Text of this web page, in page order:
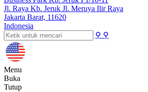
Jl. Raya Kb. Jeruk Jl. Meruya Ilir Raya
Jakarta Barat, 11620
Indonesia
⚲ ⚲
Menu
Buka
Tutup